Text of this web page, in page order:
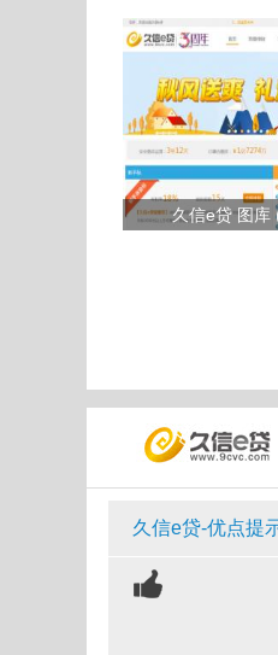
久信e贷 图库
久信e贷-优点提